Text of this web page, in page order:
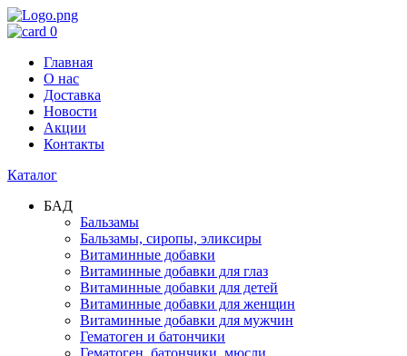
0
Главная
О нас
Доставка
Новости
Акции
Контакты
Каталог
БАД
Бальзамы
Бальзамы, сиропы, эликсиры
Витаминные добавки
Витаминные добавки для глаз
Витаминные добавки для детей
Витаминные добавки для женщин
Витаминные добавки для мужчин
Гематоген и батончики
Гематоген, батончики, мюсли